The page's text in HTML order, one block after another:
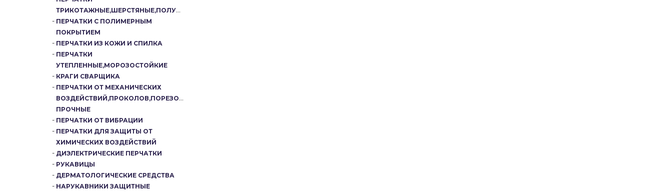
ТРИКОТАЖНЫЕ,ШЕРСТЯНЫЕ,ПОЛУШЕРСТЯНЫЕ
ПЕРЧАТКИ С ПОЛИМЕРНЫМ
ПОКРЫТИЕМ
ПЕРЧАТКИ ИЗ КОЖИ И СПИЛКА
ПЕРЧАТКИ
УТЕПЛЕННЫЕ,МОРОЗОСТОЙКИЕ
КРАГИ СВАРЩИКА
ПЕРЧАТКИ ОТ МЕХАНИЧЕСКИХ
ВОЗДЕЙСТВИЙ,ПРОКОЛОВ,ПОРЕЗОВ,ОСОБО
ПРОЧНЫЕ
ПЕРЧАТКИ ОТ ВИБРАЦИИ
ПЕРЧАТКИ ДЛЯ ЗАЩИТЫ ОТ
ХИМИЧЕСКИХ ВОЗДЕЙСТВИЙ
ДИЭЛЕКТРИЧЕСКИЕ ПЕРЧАТКИ
РУКАВИЦЫ
ДЕРМАТОЛОГИЧЕСКИЕ СРЕДСТВА
НАРУКАВНИКИ ЗАЩИТНЫЕ